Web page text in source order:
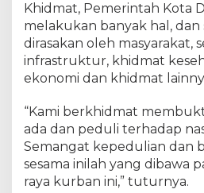
a
r
a
k
a
U
n
t
u
k
Khidmat, ‎Pemerintah Kota
melakukan banyak hal, dan
dirasakan oleh masyarakat,
infrastruktur, khidmat
ekonomi dan khidmat
“Kami berkhidmat
ada dan peduli terhadap
Semangat kepedulian dan
sesama inilah yang dibawa
raya kurban ini,” tuturnya.